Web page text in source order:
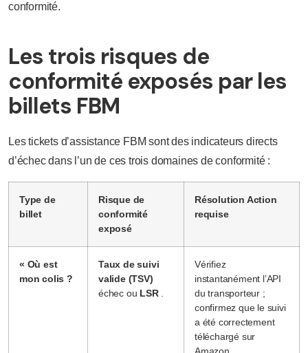
conformité.
Les trois risques de
conformité exposés par les
billets FBM
Les tickets d’assistance FBM sont des indicateurs directs
d’échec dans l’un de ces trois domaines de conformité :
Type de
billet
Risque de
conformité
exposé
Résolution Action
requise
« Où est
mon colis ?
Taux de suivi
valide (TSV)
échec ou LSR.
Vérifiez
instantanément l’API
du transporteur ;
confirmez que le suivi
a été correctement
téléchargé sur